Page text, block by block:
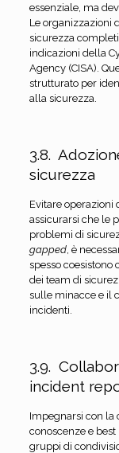
essenziale, ma
Le organizzazioni
sicurezza completi
indicazioni della
Agency (CISA).
strutturato per
alla sicurezza.
3.8.
sicurezza
Evitare operazioni
assicurarsi che le
problemi di
gapped, è
spesso coesistono
dei team di
sulle minacce e il
incidenti.
3.9.
incident
Impegnarsi con la
conoscenze e
gruppi di